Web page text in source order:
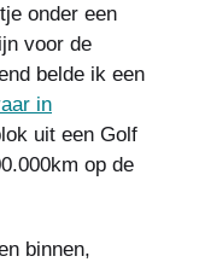
onder een
voor de
belde ik een
in
uit een Golf
op de
binnen,